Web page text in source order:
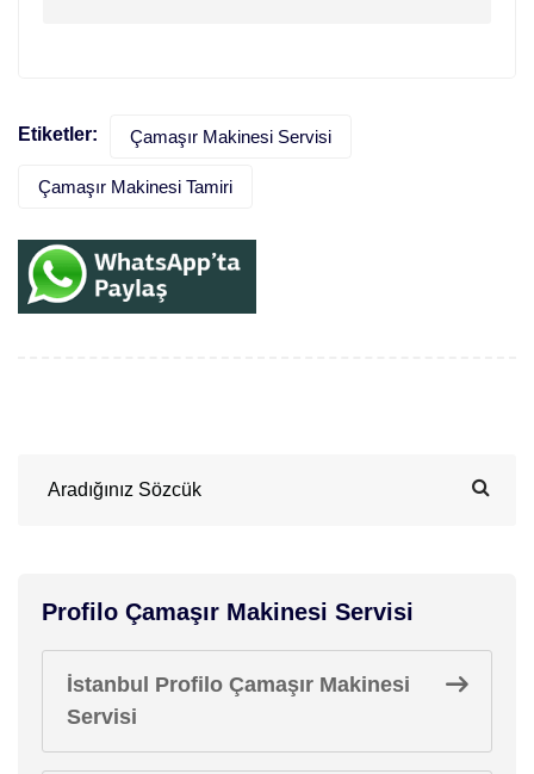
Etiketler: Çamaşır Makinesi Servisi
Çamaşır Makinesi Tamiri
Profilo Çamaşır Makinesi Servisi
İstanbul Profilo Çamaşır Makinesi
Servisi